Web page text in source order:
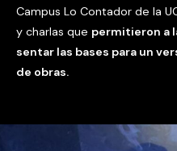
Campus Lo Contador de la
y charlas que permitieron a
sentar las bases para un
de obras.